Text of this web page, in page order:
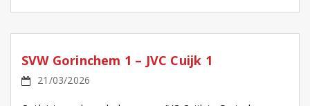
SVW Gorinchem 1 – JVC Cuijk 1
21/03/2026